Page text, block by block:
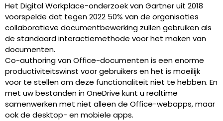
Het Digital Workplace-onderzoek van Gartner uit 2018
voorspelde dat tegen 2022 50% van de organisaties
collaboratieve documentbewerking zullen gebruiken als
de standaard interactiemethode voor het maken van
documenten.
Co-authoring van Office-documenten is een enorme
productiviteitswinst voor gebruikers en het is moeilijk
voor te stellen om deze functionaliteit niet te hebben. En
met uw bestanden in OneDrive kunt u realtime
samenwerken met niet alleen de Office-webapps, maar
ook de desktop- en mobiele apps.